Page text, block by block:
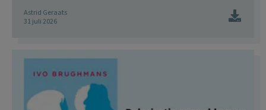
Astrid Geraats
31 juli 2026